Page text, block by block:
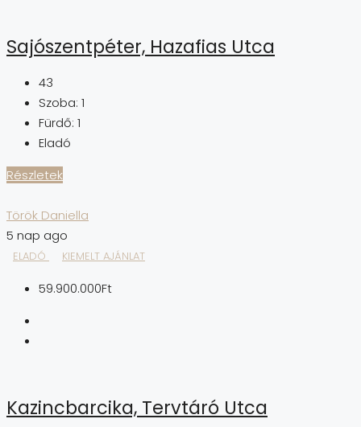
Sajószentpéter, Hazafias Utca
43
Szoba: 1
Fürdő: 1
Eladó
Részletek
Török Daniella
5 nap ago
ELADÓ KIEMELT AJÁNLAT
59.900.000Ft
Kazincbarcika, Tervtáró Utca